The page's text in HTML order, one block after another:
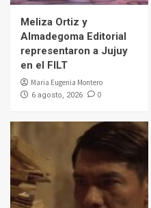
Meliza Ortiz y
Almadegoma Editorial
representaron a Jujuy
en el FILT
Maria Eugenia Montero
6 agosto, 2026 0